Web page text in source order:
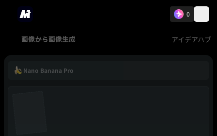
0
画像から画像生成 アイデアハブ
Nano Banana Pro